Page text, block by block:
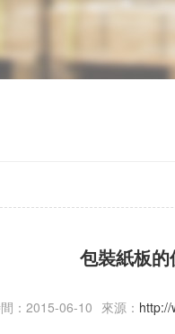
包裝紙板
：2015-06-10 來源： http://